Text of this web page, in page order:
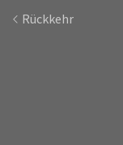
Rückkehr